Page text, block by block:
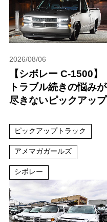
2026/08/06
【シボレー C-1500】
トラブル続きの悩みが
尽きないピックアップ
ピックアップトラック
アメマガガールズ
シボレー